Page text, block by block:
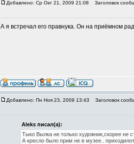
Добавлено: Ср Окт 21, 2009 21:08 Заголовок
А я встречал его правнука. Он на приёмном
Добавлено: Пн Ноя 23, 2009 13:43 Заголовок
Aleks писал(а):
Тыко Вылка не только художник,скорее не
А кресло было прим не в музее..